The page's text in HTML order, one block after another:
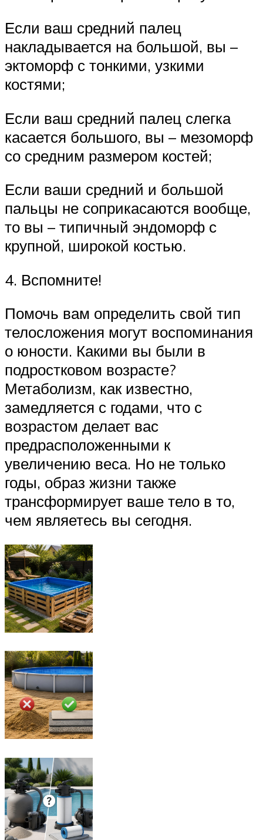
Если ваш средний палец
накладывается на большой, вы –
эктоморф с тонкими, узкими
костями;
Если ваш средний палец слегка
касается большого, вы – мезоморф
со средним размером костей;
Если ваши средний и большой
пальцы не соприкасаются вообще,
то вы – типичный эндоморф с
крупной, широкой костью.
4. Вспомните!
Помочь вам определить свой тип
телосложения могут воспоминания
о юности. Какими вы были в
подростковом возрасте?
Метаболизм, как известно,
замедляется с годами, что с
возрастом делает вас
предрасположенными к
увеличению веса. Но не только
годы, образ жизни также
трансформирует ваше тело в то,
чем являетесь вы сегодня.